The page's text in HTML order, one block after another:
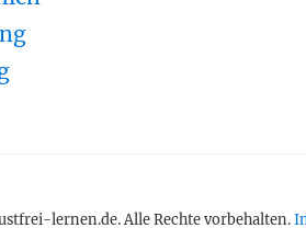
lernen.de. Alle Rechte vorbehalten.